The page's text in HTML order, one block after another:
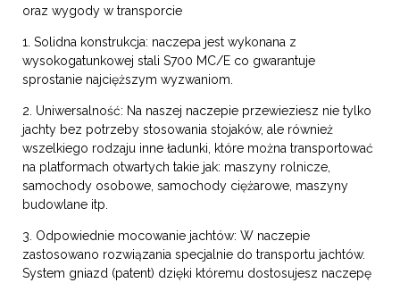
oraz wygody w transporcie
1. Solidna konstrukcja: naczepa jest wykonana z
wysokogatunkowej stali S700 MC/E co gwarantuje
sprostanie najcięższym wyzwaniom.
2. Uniwersalność: Na naszej naczepie przewieziesz nie tylko
jachty bez potrzeby stosowania stojaków, ale również
wszelkiego rodzaju inne ładunki, które można transportować
na platformach otwartych takie jak: maszyny rolnicze,
samochody osobowe, samochody ciężarowe, maszyny
budowlane itp.
3. Odpowiednie mocowanie jachtów: W naczepie
zastosowano rozwiązania specjalnie do transportu jachtów.
System gniazd (patent) dzięki któremu dostosujesz naczepę